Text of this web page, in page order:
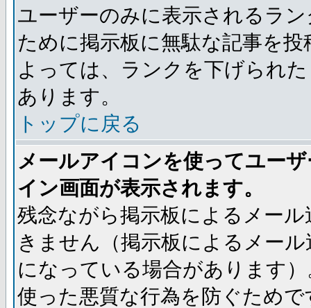
ユーザーのみに表示されるラ
ために掲示板に無駄な記事を
よっては、ランクを下げられ
あります。
トップに戻る
メールアイコンを使ってユー
イン画面が表示されます。
残念ながら掲示板によるメー
きません（掲示板によるメー
になっている場合があります
使った悪質な行為を防ぐためで